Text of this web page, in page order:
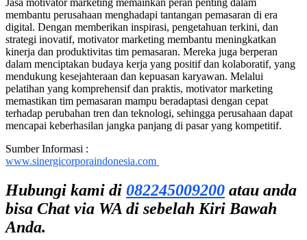
Jasa motivator marketing memainkan peran penting dalam
membantu perusahaan menghadapi tantangan pemasaran di era
digital. Dengan memberikan inspirasi, pengetahuan terkini, dan
strategi inovatif, motivator marketing membantu meningkatkan
kinerja dan produktivitas tim pemasaran. Mereka juga berperan
dalam menciptakan budaya kerja yang positif dan kolaboratif, yang
mendukung kesejahteraan dan kepuasan karyawan. Melalui
pelatihan yang komprehensif dan praktis, motivator marketing
memastikan tim pemasaran mampu beradaptasi dengan cepat
terhadap perubahan tren dan teknologi, sehingga perusahaan dapat
mencapai keberhasilan jangka panjang di pasar yang kompetitif.
Sumber Informasi :
www.sinergicorporaindonesia.com
Hubungi kami di 082245009200 atau anda
bisa Chat via WA di sebelah Kiri Bawah
Anda.